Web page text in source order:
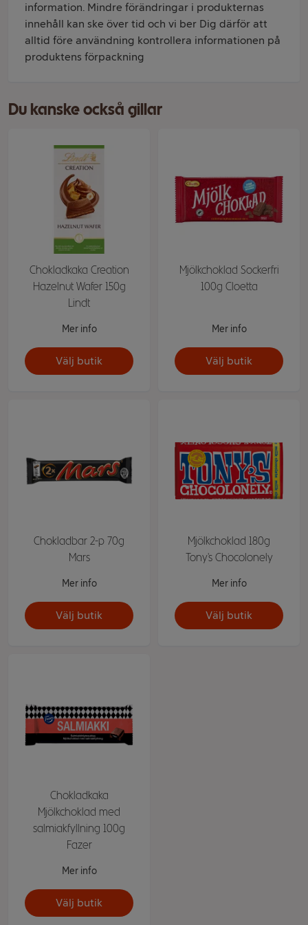
information. Mindre förändringar i produkternas
innehåll kan ske över tid och vi ber Dig därför att
alltid före användning kontrollera informationen på
produktens förpackning
Du kanske också gillar
Chokladkaka Creation
Hazelnut Wafer 150g
Lindt
Mer info
Välj butik
Mjölkchoklad Sockerfri
100g Cloetta
Mer info
Välj butik
Chokladbar 2-p 70g
Mars
Mer info
Välj butik
Mjölkchoklad 180g
Tony's Chocolonely
Mer info
Välj butik
Chokladkaka
Mjölkchoklad med
salmiakfyllning 100g
Fazer
Mer info
Välj butik